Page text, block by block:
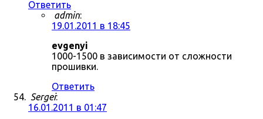
Ответить
admin:
19.01.2011 в 18:45
evgenyi
1000-1500 в зависимости от сложности
прошивки.
Ответить
Sergei:
16.01.2011 в 01:47